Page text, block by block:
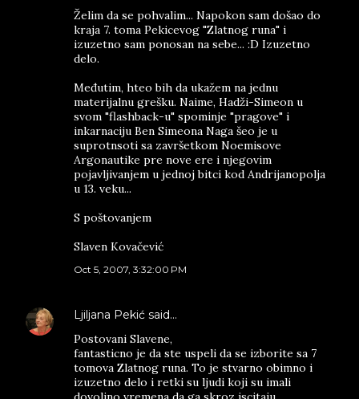
Želim da se pohvalim... Napokon sam došao do
kraja 7. toma Pekicevog "Zlatnog runa" i
izuzetno sam ponosan na sebe... :D Izuzetno
delo.
Međutim, hteo bih da ukažem na jednu
materijalnu grešku. Naime, Hadži-Simeon u
svom "flashback-u" spominje "pragove" i
inkarnaciju Ben Simeona Naga šeo je u
suprotnsoti sa završetkom Noemisove
Argonautike pre nove ere i njegovim
pojavljivanjem u jednoj bitci kod Andrijanopolja
u 13. veku...
S poštovanjem
Slaven Kovačević
Oct 5, 2007, 3:32:00 PM
Ljiljana Pekić said…
Postovani Slavene,
fantasticno je da ste uspeli da se izborite sa 7
tomova Zlatnog runa. To je stvarno obimno i
izuzetno delo i retki su ljudi koji su imali